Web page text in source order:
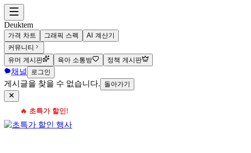
Deuktem
가격 차트 그래픽 스펙
AI 계산기
커뮤니티
유머 게시판
육아 소통방 정책 게시판
채널 로그인
게시글을 찾을 수 없습니다. 돌아가기
🔥 초특가 할인!